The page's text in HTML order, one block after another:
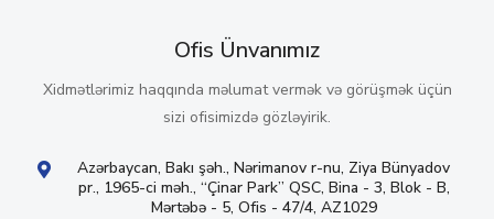
Ofis Ünvanımız
Xidmətlərimiz haqqında məlumat vermək və görüşmək üçün
sizi ofisimizdə gözləyirik.
Azərbaycan, Bakı şəh., Nərimanov r-nu, Ziya Bünyadov
pr., 1965-ci məh., “Çinar Park” QSC, Bina - 3, Blok - B,
Mərtəbə - 5, Ofis - 47/4, AZ1029